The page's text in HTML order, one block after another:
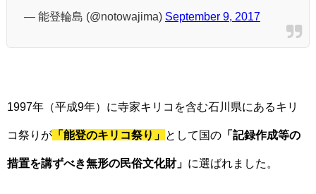
— 能登輪島 (@notowajima) September 9, 2017
1997年（平成9年）に寺家キリコを含む石川県にあるキリ
コ祭りが 「能登のキリコ祭り」 として国の 「記録作成等の
措置を講ずべき無形の民俗文化財」 に選ばれました。